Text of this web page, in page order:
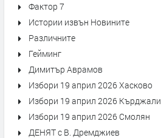
Фактор 7
Истории извън Новините
Различните
Гейминг
Димитър Аврамов
Избори 19 април 2026 Хасково
Избори 19 април 2026 Кърджали
Избори 19 април 2026 Смолян
ДЕНЯТ с В. Дремджиев